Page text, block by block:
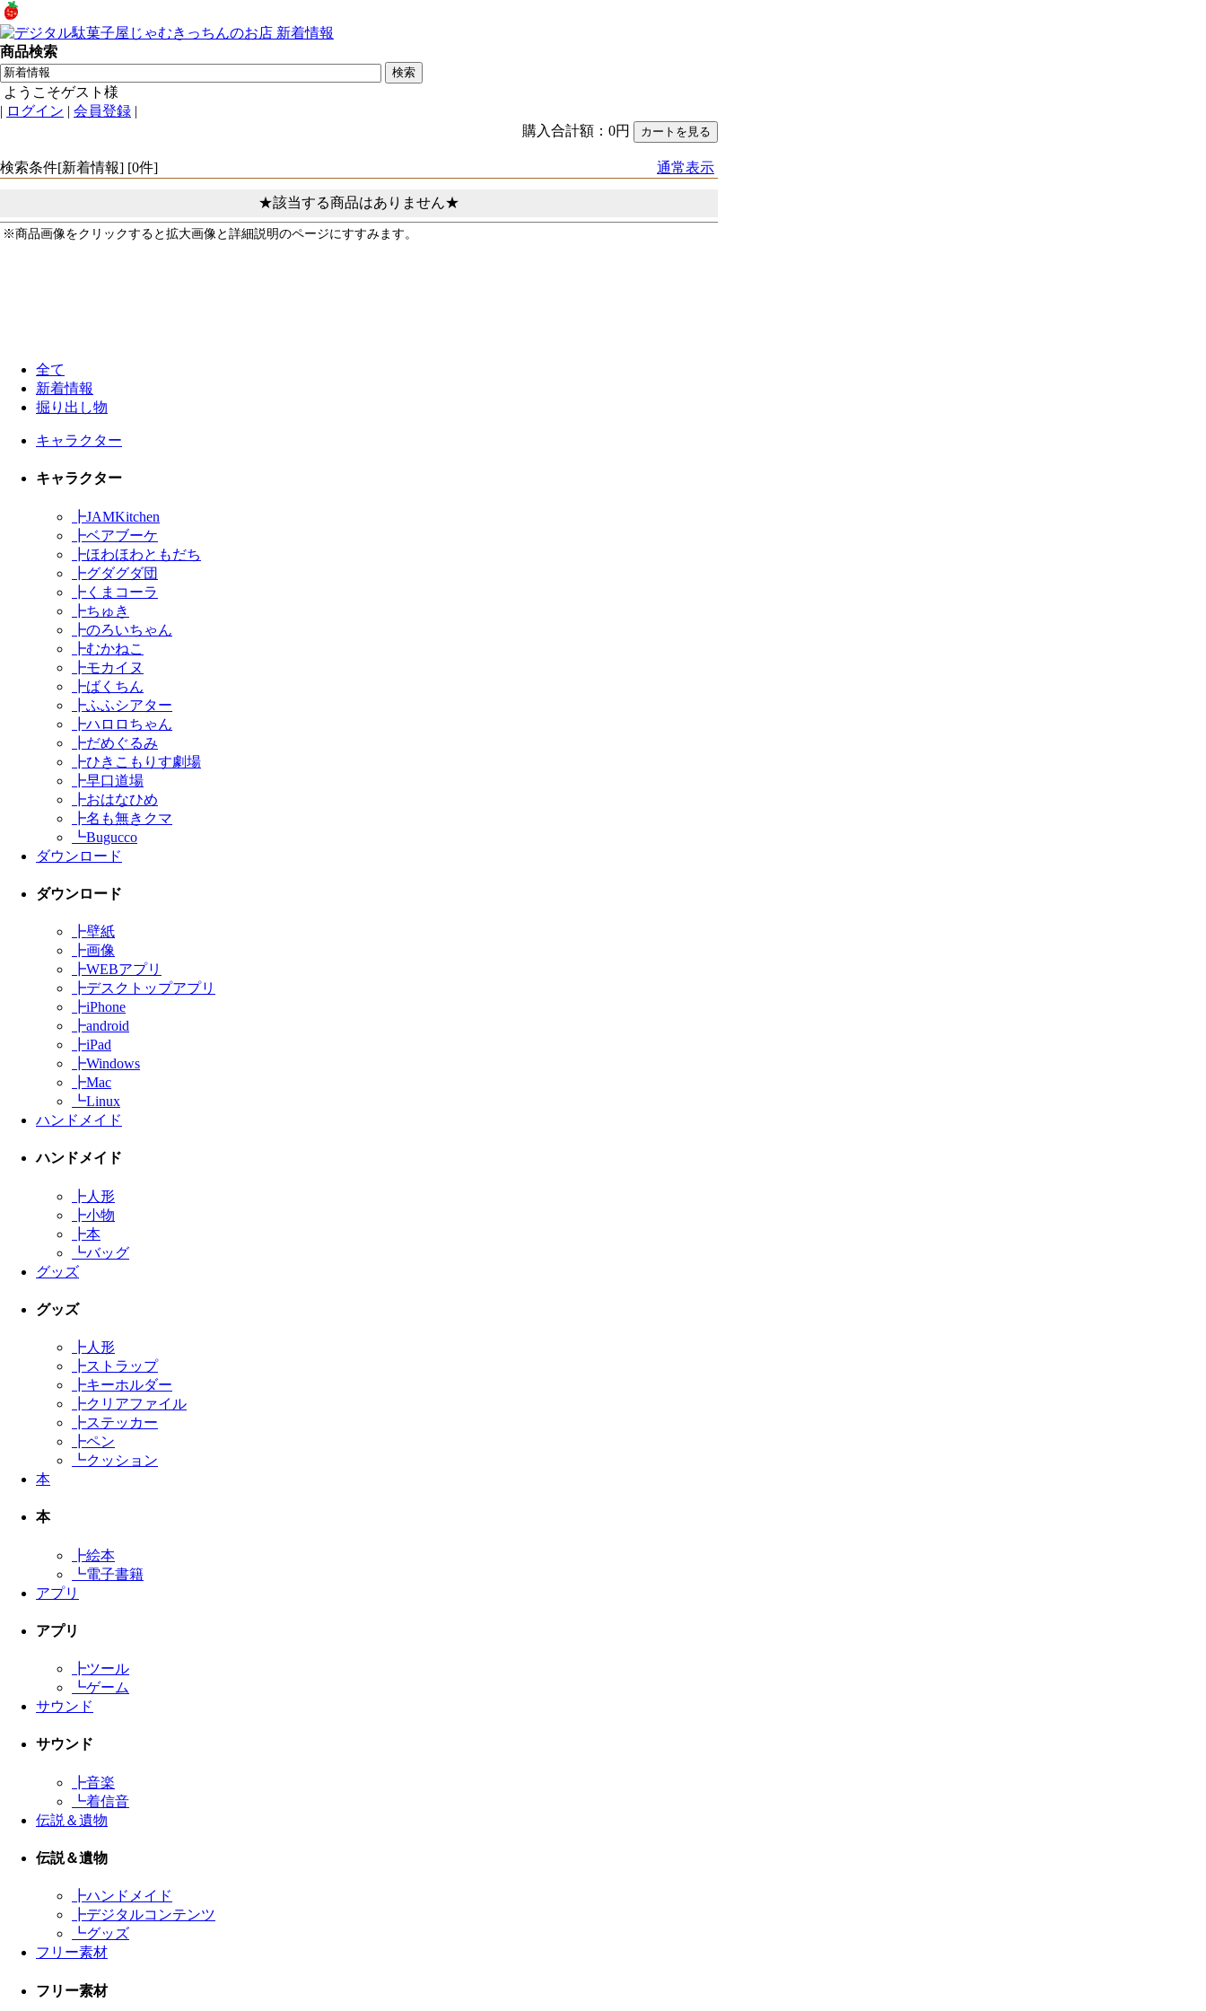
商品検索
ようこそゲスト様
| ログイン | 会員登録 |
購入合計額：0円
検索条件[新着情報] [0件] 通常表示
★該当する商品はありません★
※商品画像をクリックすると拡大画像と詳細説明のページにすすみます。
全て
新着情報
掘り出し物
キャラクター
キャラクター
┣JAMKitchen
┣ベアブーケ
┣ほわほわともだち
┣グダグダ団
┣ くまコーラ
┣ちゅき
┣のろいちゃん
┣むかねこ
┣モカイヌ
┣ばくちん
┣ふふシアター
┣ハロロちゃん
┣だめぐるみ
┣ひきこもりす劇場
┣早口道場
┣おはなひめ
┣名も無きクマ
┗Bugucco
ダウンロード
ダウンロード
┣壁紙
┣画像
┣WEBアプリ
┣デスクトップアプリ
┣iPhone
┣android
┣iPad
┣Windows
┣Mac
┗Linux
ハンドメイド
ハンドメイド
┣人形
┣小物
┣本
┗バッグ
グッズ
グッズ
┣人形
┣ストラップ
┣キーホルダー
┣クリアファイル
┣ステッカー
┣ペン
┗クッション
本
本
┣絵本
┗電子書籍
アプリ
アプリ
┣ツール
┗ゲーム
サウンド
サウンド
┣音楽
┗着信音
伝説＆遺物
伝説＆遺物
┣ハンドメイド
┣デジタルコンテンツ
┗グッズ
フリー素材
フリー素材